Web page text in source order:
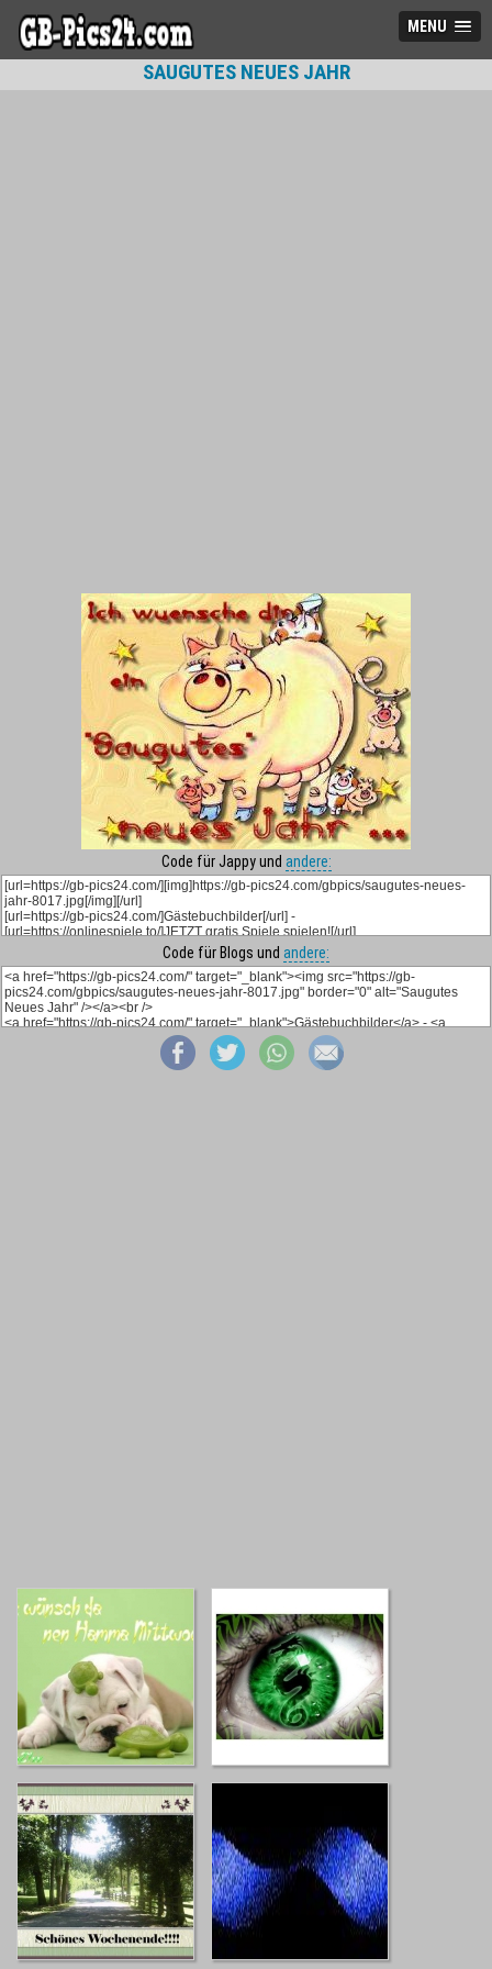
MENU
SAUGUTES NEUES JAHR
Code für Jappy und andere:
Code für Blogs und andere: